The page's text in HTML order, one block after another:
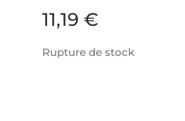
11,19 €
Rupture de stock